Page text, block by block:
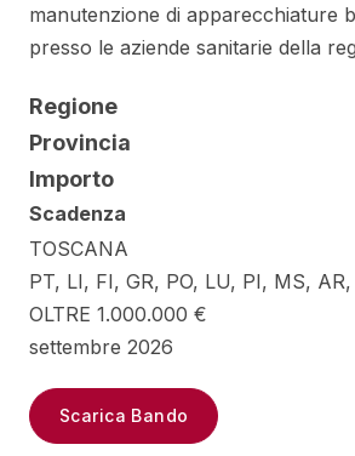
manutenzione di apparecchiature
presso le aziende sanitarie della
Regione
Provincia
Importo
Scadenza
TOSCANA
PT, LI, FI, GR, PO, LU, PI, MS,
OLTRE 1.000.000 €
settembre 2026
Scarica Bando